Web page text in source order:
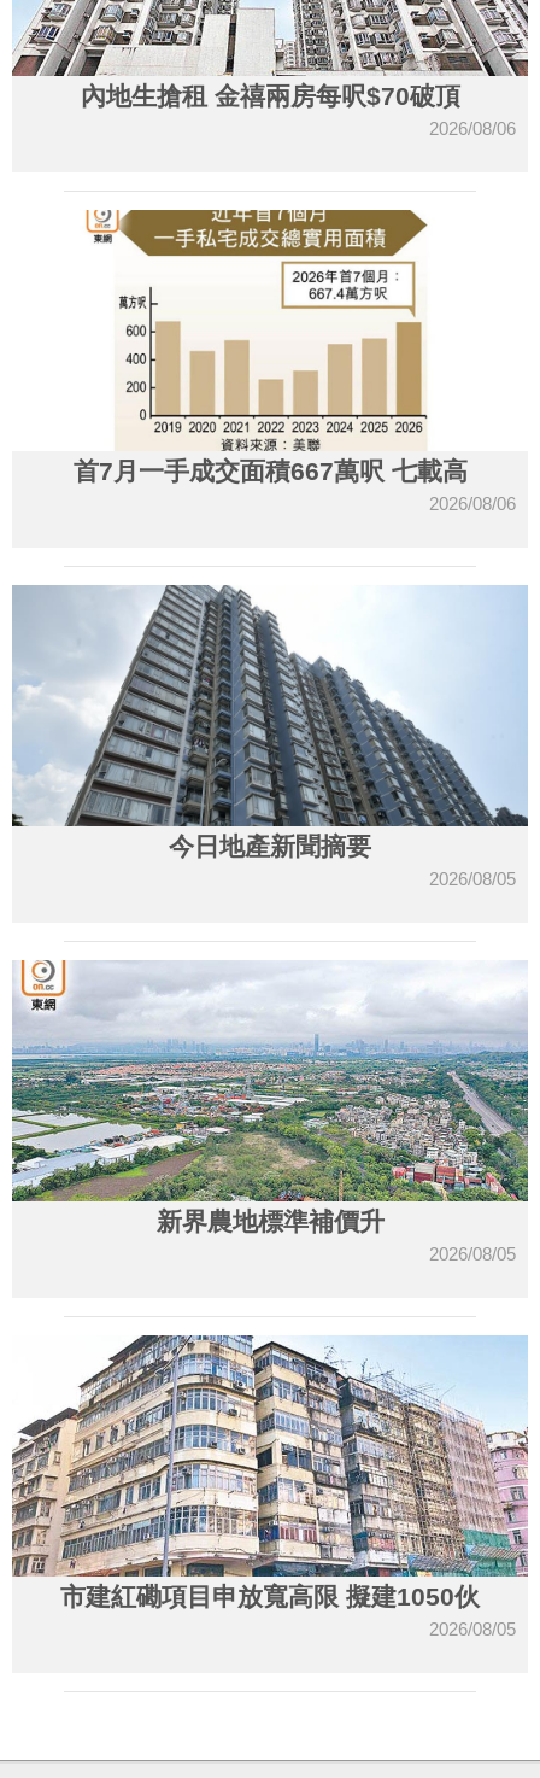
內地生搶租 金禧兩房每呎$70破頂
2026/08/06
首7月一手成交面積667萬呎 七載高
2026/08/06
今日地產新聞摘要
2026/08/05
新界農地標準補價升
2026/08/05
市建紅磡項目申放寬高限 擬建1050伙
2026/08/05